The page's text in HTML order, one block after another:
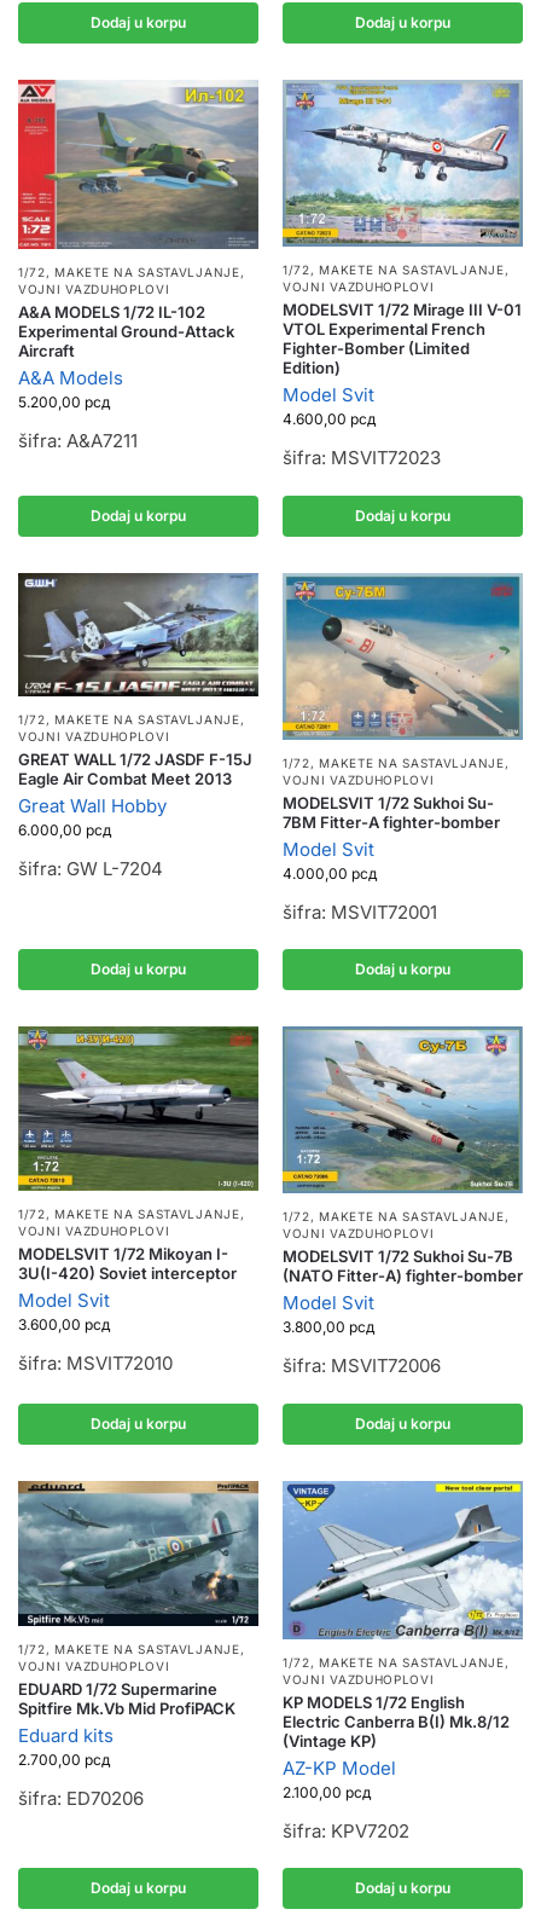
Dodaj u korpu Dodaj u korpu
1/72,MAKETE NA SASTAVLJANJE,
VOJNI VAZDUHOPLOVI
A&A MODELS 1/72 IL-102
Experimental Ground-Attack
Aircraft
A&A Models
5.200,00 рсд
šifra: A&A7211
Dodaj u korpu
1/72, MAKETE NA SASTAVLJANJE,
VOJNI VAZDUHOPLOVI
MODELSVIT 1/72 Mirage III V-01
VTOL Experimental French
Fighter-Bomber (Limited
Edition)
Model Svit
4.600,00 рсд
šifra: MSVIT72023
Dodaj u korpu
1/72,MAKETE NA SASTAVLJANJE,
VOJNI VAZDUHOPLOVI
GREAT WALL 1/72 JASDF F-15J
Eagle Air Combat Meet 2013
Great Wall Hobby
6.000,00 рсд
šifra: GW L-7204
Dodaj u korpu
1/72,MAKETE NA SASTAVLJANJE,
VOJNI VAZDUHOPLOVI
MODELSVIT 1/72 Sukhoi Su-
7BM Fitter-A fighter-bomber
Model Svit
4.000,00 рсд
šifra: MSVIT72001
Dodaj u korpu
1/72,MAKETE NA SASTAVLJANJE,
VOJNI VAZDUHOPLOVI
MODELSVIT 1/72 Mikoyan I-
3U(I-420) Soviet interceptor
Model Svit
3.600,00 рсд
šifra: MSVIT72010
Dodaj u korpu
1/72,MAKETE NA SASTAVLJANJE,
VOJNI VAZDUHOPLOVI
MODELSVIT 1/72 Sukhoi Su-7B
(NATO Fitter-A) fighter-bomber
Model Svit
3.800,00 рсд
šifra: MSVIT72006
Dodaj u korpu
1/72, MAKETE NA SASTAVLJANJE,
VOJNI VAZDUHOPLOVI
EDUARD 1/72 Supermarine
Spitfire Mk.Vb Mid ProfiPACK
Eduard kits
2.700,00 рсд
šifra: ED70206
Dodaj u korpu
1/72,MAKETE NA SASTAVLJANJE,
VOJNI VAZDUHOPLOVI
KP MODELS 1/72 English
Electric Canberra B(I) Mk.8/12
(Vintage KP)
AZ-KP Model
2.100,00 рсд
šifra: KPV7202
Dodaj u korpu